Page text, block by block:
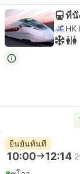
ที่นั่
HK
ยืนยันทันที
10:00 12:14